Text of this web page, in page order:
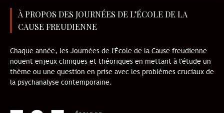
À PROPOS DES JOURNÉES DE L’ÉCOLE DE LA
CAUSE FREUDIENNE
Chaque année, les Journées de l'École de la Cause freudienne
nouent enjeux cliniques et théoriques en mettant à l'étude un
thème ou une question en prise avec les problèmes cruciaux de
la psychanalyse contemporaine.